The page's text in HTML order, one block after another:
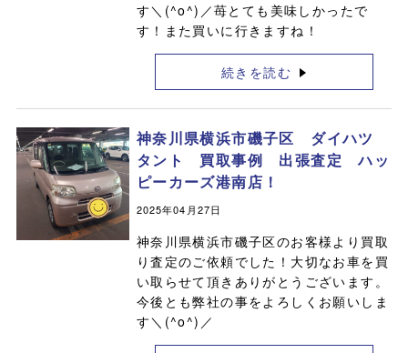
す＼(^o^)／苺とても美味しかったで
す！また買いに行きますね！
続きを読む
神奈川県横浜市磯子区 ダイハツ
タント 買取事例 出張査定 ハッ
ピーカーズ港南店！
2025年04月27日
神奈川県横浜市磯子区のお客様より買取
り査定のご依頼でした！大切なお車を買
い取らせて頂きありがとうございます。
今後とも弊社の事をよろしくお願いしま
す＼(^o^)／